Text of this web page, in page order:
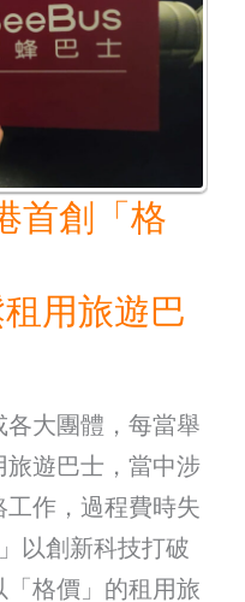
首創「格
用旅遊巴
大團體，每當舉
遊巴士，當中涉
作，過程費時失
以創新科技打破
格價」的租用旅